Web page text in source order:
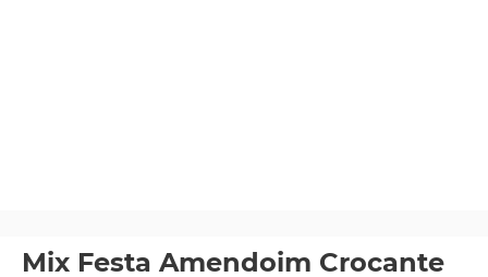
Mix Festa Amendoim Crocante